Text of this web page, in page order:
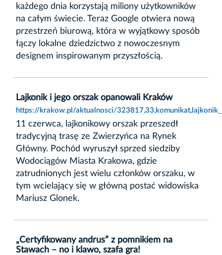
każdego dnia korzystają miliony użytkowników
na całym świecie. Teraz Google otwiera nową
przestrzeń biurową, która w wyjątkowy sposób
łączy lokalne dziedzictwo z nowoczesnym
designem inspirowanym przyszłością.
Lajkonik i jego orszak opanowali Kraków
https://krakow.pl/aktualnosci/
11 czerwca, lajkonikowy orszak przeszedł
tradycyjną trasę ze Zwierzyńca na Rynek
Główny. Pochód wyruszył sprzed siedziby
Wodociągów Miasta Krakowa, gdzie
zatrudnionych jest wielu członków orszaku, w
tym wcielający się w główną postać widowiska
Mariusz Glonek.
„Certyfikowany andrus” z pomnikiem na
Stawach – no i klawo, szafa gra!